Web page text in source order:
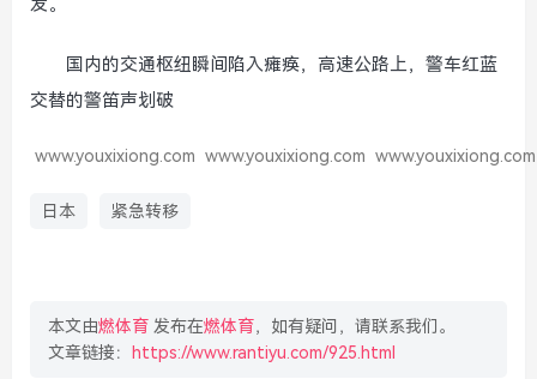
发。
国内的交通枢纽瞬间陷入瘫痪，高速公路上，警车红蓝
交替的警笛声划破
www.youxixiong.com www.youxixiong.com www.youxixiong.com
日本 紧急转移
本文由燃体育 发布在燃体育，如有疑问，请联系我们。
文章链接：
https://www.rantiyu.com/925.html